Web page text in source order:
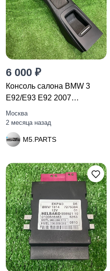
6 000 ₽
Консоль салона BMW 3
E92/E93 E92 2007
51166963897
Москва
2 месяца назад
M5.PARTS